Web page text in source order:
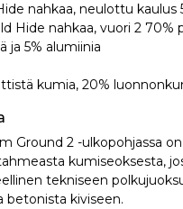
nahkaa, neulottu kaulus
Hide nahkaa, vuori 2 70%
ja 5% alumiinia
kumia, 20%
Ground 2 -ulkopohjassa
kumiseoksesta,
tekniseen
betonista kiviseen.